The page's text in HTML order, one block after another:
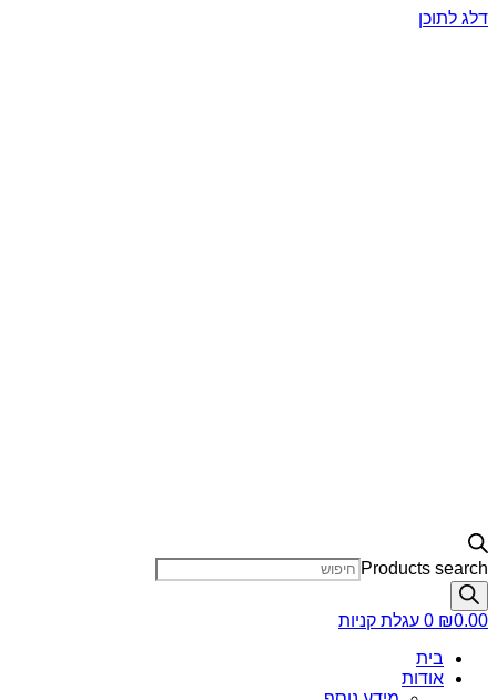
דלג לתוכן
Products search
₪0.00
0 עגלת קניות
בית
אודות